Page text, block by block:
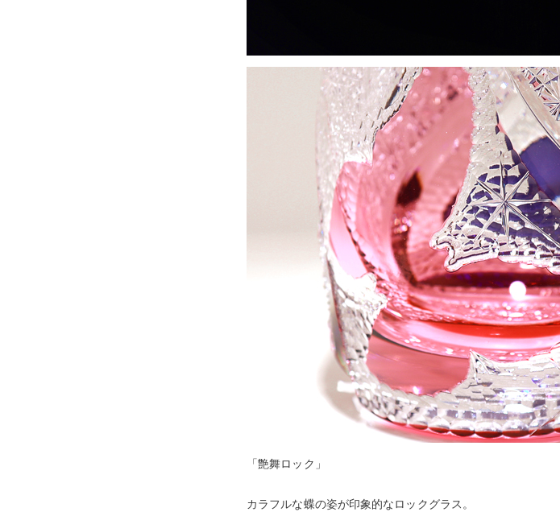
「艶舞ロック」
カラフルな蝶の姿が印象的なロックグラス。